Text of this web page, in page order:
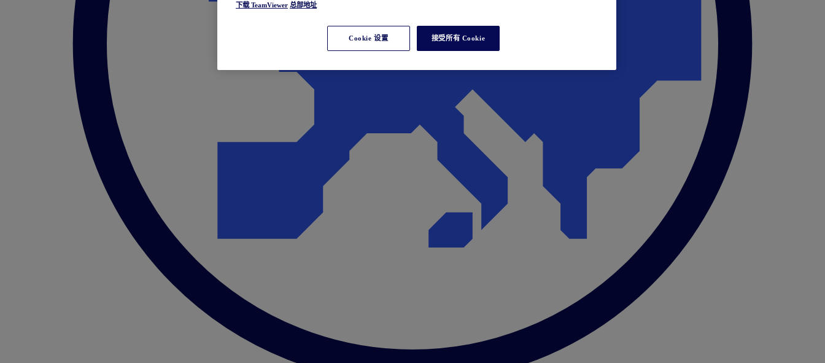
下载 TeamViewer 总部地址
Cookie 设置 接受所有 Cookie